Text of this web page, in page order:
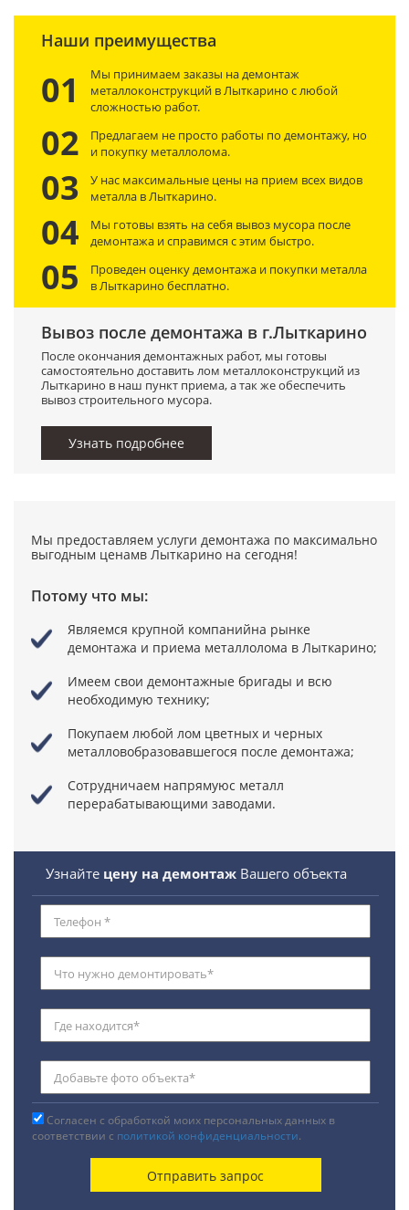
Наши преимущества
01
Мы принимаем заказы на демонтаж
металлоконструкций в Лыткарино с любой
сложностью работ.
02
Предлагаем не просто работы по демонтажу, но
и покупку металлолома.
03
У нас максимальные цены на прием всех видов
металла в Лыткарино.
04
Мы готовы взять на себя вывоз мусора после
демонтажа и справимся с этим быстро.
05
Проведен оценку демонтажа и покупки металла
в Лыткарино бесплатно.
Вывоз после демонтажа в г.Лыткарино
После окончания демонтажных работ, мы готовы
самостоятельно доставить лом металлоконструкций из
Лыткарино в наш пункт приема, а так же обеспечить
вывоз строительного мусора.
Узнать подробнее
Мы предоставляем услуги демонтажа по максимально
выгодным ценамв Лыткарино на сегодня!
Потому что мы:
Являемся крупной компанийна рынке
демонтажа и приема металлолома в Лыткарино;
Имеем свои демонтажные бригады и всю
необходимую технику;
Покупаем любой лом цветных и черных
металловобразовавшегося после демонтажа;
Сотрудничаем напрямуюс металл
перерабатывающими заводами.
Узнайте цену на демонтаж Вашего объекта
Согласен с обработкой моих персональных данных в
соответствии с политикой конфиденциальности.